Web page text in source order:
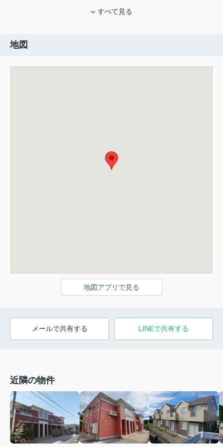
すべて見る
地図
地図アプリで見る
メールで共有する LINEで共有する
近隣の物件